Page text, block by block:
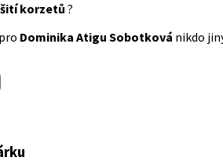
korzetů ?
Dominika Atigu Sobotková nikdo